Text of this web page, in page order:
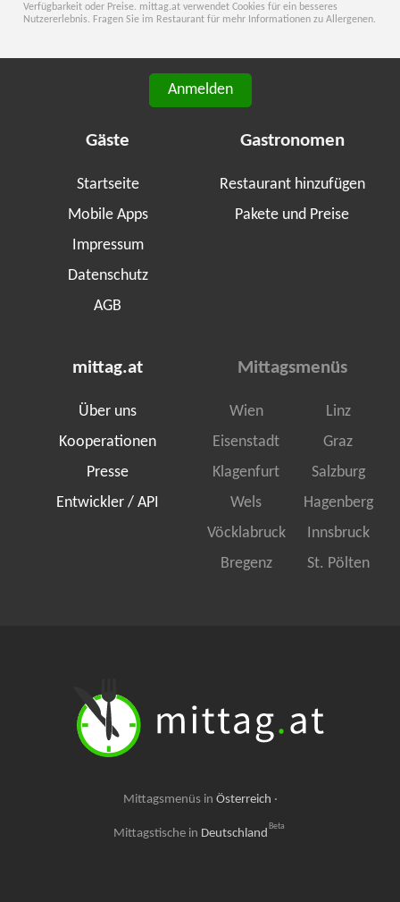
Verfügbarkeit oder Preise. mittag.at verwendet Cookies für ein besseres
Nutzererlebnis. Fragen Sie im Restaurant für mehr Informationen zu Allergenen.
Anmelden
Gäste
Startseite
Mobile Apps
Impressum
Datenschutz
AGB
Gastronomen
Restaurant hinzufügen
Pakete und Preise
mittag.at
Über uns
Kooperationen
Presse
Entwickler / API
Mittagsmenüs
Wien
Linz
Eisenstadt
Graz
Klagenfurt
Salzburg
Wels
Hagenberg
Vöcklabruck
Innsbruck
Bregenz
St. Pölten
Mittagsmenüs in Österreich ·
Mittagstische in Deutschland Beta